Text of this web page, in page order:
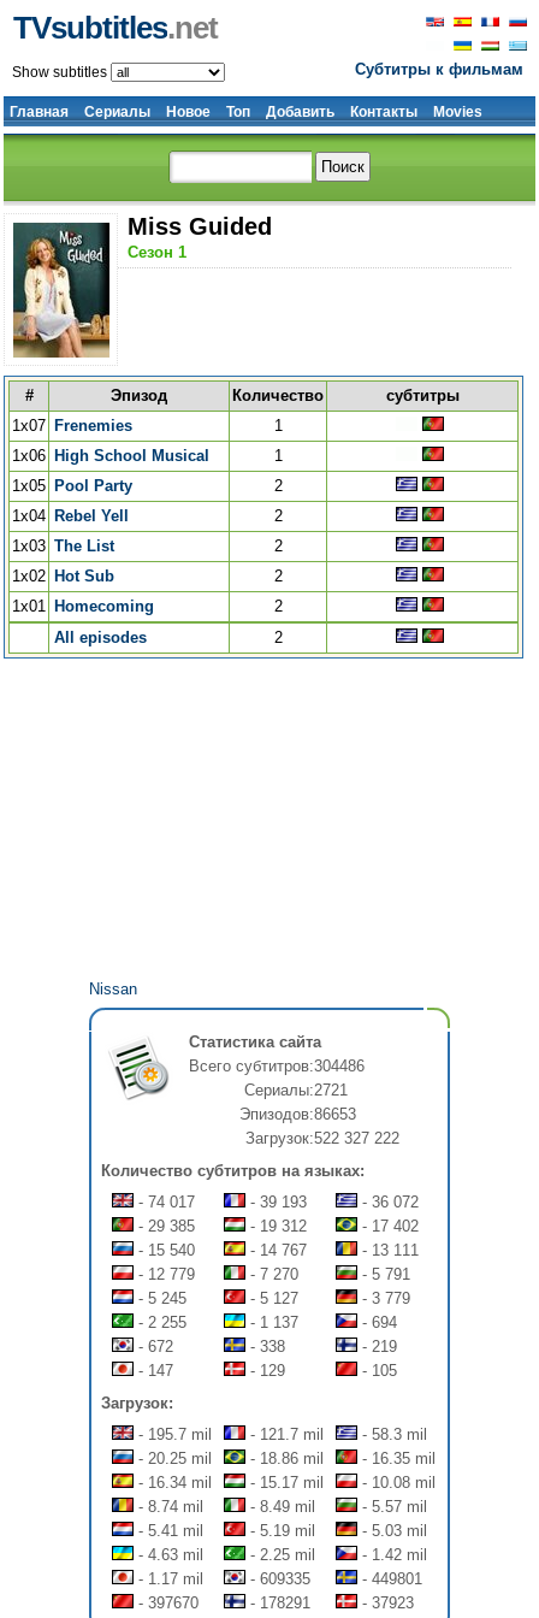
Субтитры к фильмам
TVsubtitles.net
Главная Сериалы Новое Топ Добавить Контакты Movies
Show subtitles
Miss Guided
Сезон 1
# Эпизод Количество
субтитры
1x07 Frenemies
1
1x06 High School Musical
1
1x05 Pool Party
2
1x04 Rebel Yell
2
1x03 The List
2
1x02 Hot Sub
2
1x01 Homecoming
2
All episodes
2
Nissan
Статистика сайта
Всего субтитров:304486
Сериалы:2721
Эпизодов:86653
Загрузок:522 327 222
Количество субтитров на языках:
- 74 017
- 39 193
- 36 072
- 29 385
- 19 312
- 17 402
- 15 540
- 14 767
- 13 111
- 12 779
- 7 270
- 5 791
- 5 245
- 5 127
- 3 779
- 2 255
- 1 137
- 694
- 672
- 338
- 219
- 147
- 129
- 105
Загрузок:
- 195.7 mil
- 121.7 mil
- 58.3 mil
- 20.25 mil
- 18.86 mil
- 16.35 mil
- 16.34 mil
- 15.17 mil
- 10.08 mil
- 8.74 mil
- 8.49 mil
- 5.57 mil
- 5.41 mil
- 5.19 mil
- 5.03 mil
- 4.63 mil
- 2.25 mil
- 1.42 mil
- 1.17 mil
- 609335
- 449801
- 397670
- 178291 - 37923